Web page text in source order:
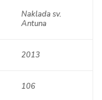
Naklada sv.
Antuna
2013
106